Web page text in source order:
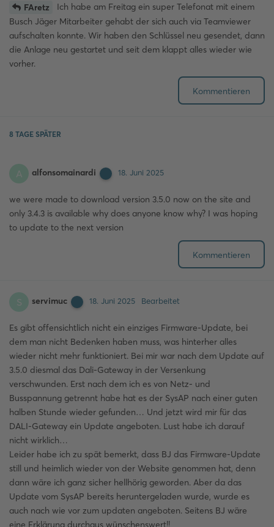
FAretz
Ich habe am Freitag ein super Telefonat mit einem
Busch Jäger Mitarbeiter gehabt der sich auch via Teamviewer
aufschalten konnte. Wir haben den Schlüssel neu gesendet, dann
die Anlage neu gestartet und seit dem klappt alles wieder wie
vorher.
Kommentieren
8 TAGE SPÄTER
A alfonsomainardi 18. Juni 2025
we were made to download version 3.5.0 now on the site and
only 3.4.3 is available why does anyone know why? I was hoping
to update to the next version
Kommentieren
S servimuc 18. Juni 2025 Bearbeitet
Es gibt offensichtlich nicht ein einziges Firmware-Update, bei
dem man nicht Bedenken haben muss, was hinterher alles
wieder nicht mehr funktioniert. Bei mir war nach dem Update auf
3.5.0 diesmal das Dali-Gateway in der Versenkung
verschwunden. Erst nach dem ich es von Netz- und
Busspannung getrennt habe hat es der SysAP nach einer guten
halben Stunde wieder gefunden… Und jetzt wird mir für das
DALI-Gateway ein Update angeboten. Lust habe ich darauf
nicht wirklich…
Leider habe ich zu spät bemerkt, dass BJ das Firmware-Update
still und heimlich wieder von der Website genommen hat, denn
dann wäre ich ganz sicher hellhörig geworden. Aber da das
Update vom SysAP bereits heruntergeladen wurde, wurde es
auch nach wie vor zum updaten angeboten. Seitens BJ wäre
eine Erklärung durchaus wünschenswert!!